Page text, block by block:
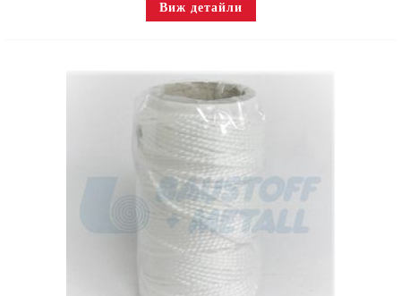
Виж детайли